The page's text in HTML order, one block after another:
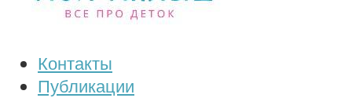
Контакты
Публикации